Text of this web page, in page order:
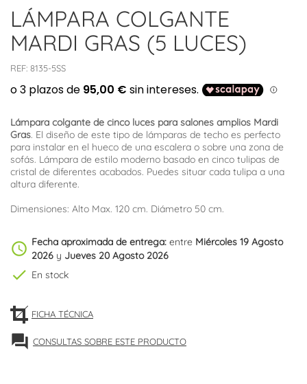
LÁMPARA COLGANTE
MARDI GRAS (5 LUCES)
REF: 8135-5SS
Lámpara colgante de cinco luces para salones amplios Mardi
Gras. El diseño de este tipo de lámparas de techo es perfecto
para instalar en el hueco de una escalera o sobre una zona de
sofás. Lámpara de estilo moderno basado en cinco tulipas de
cristal de diferentes acabados. Puedes situar cada tulipa a una
altura diferente.
Dimensiones: Alto Max. 120 cm. Diámetro 50 cm.
schedule Fecha aproximada de entrega: entre Miércoles 19 Agosto
2026 y Jueves 20 Agosto 2026
check En stock
FICHA TÉCNICA
forum CONSULTAS SOBRE ESTE PRODUCTO